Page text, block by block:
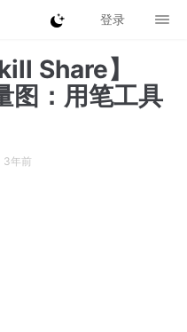
登录
Share】
：用笔工具
3年前